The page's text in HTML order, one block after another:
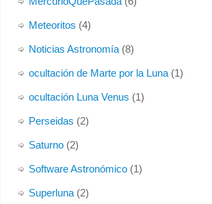
Meteoritos (4)
Noticias Astronomía(8)
ocultación de Marte por la Luna(1)
ocultación Luna Venus (1)
Perseidas (2)
Saturno(2)
Software Astronómico(1)
Superluna(2)